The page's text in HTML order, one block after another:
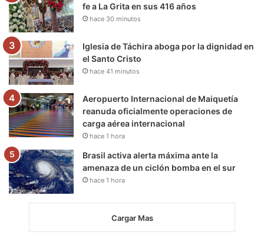
fe a La Grita en sus 416 años
hace 30 minutos
Iglesia de Táchira aboga por la dignidad en
el Santo Cristo
hace 41 minutos
Aeropuerto Internacional de Maiquetía
reanuda oficialmente operaciones de
carga aérea internacional
hace 1 hora
Brasil activa alerta máxima ante la
amenaza de un ciclón bomba en el sur
hace 1 hora
Cargar Mas